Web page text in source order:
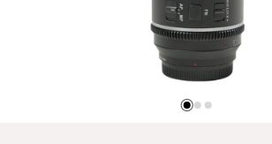
Video & Drohnen
Stative & Gimbals